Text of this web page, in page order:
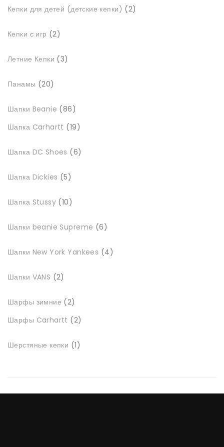
Кепки для детей (детские кепки)
22
Кепки с игр
2товари
Летние Кепки 3товари
Панамы 20товарів
Шапки Beanie 86товарів
Шапка Carhartt
1919
Шапка DC Shoes
6товарів
Шапка Dickies 5товарів
Шапка Stussy 10товарів
Шапки beanie Supreme 6товарів
Шапки New York Yankees 4товари
Шапки VANS 2товари
Шарфы зимние 2товари
Шарфы Carhartt
22
Шерстяные кепки
1товар